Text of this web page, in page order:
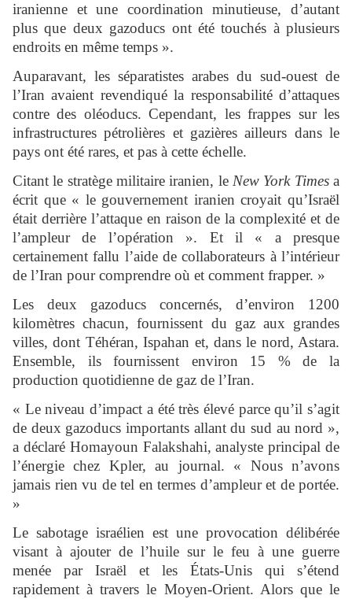
iranienne et une coordination minutieuse, d’autant
plus que deux gazoducs ont été touchés à plusieurs
endroits en même temps ».
Auparavant, les séparatistes arabes du sud-ouest de
l’Iran avaient revendiqué la responsabilité d’attaques
contre des oléoducs. Cependant, les frappes sur les
infrastructures pétrolières et gazières ailleurs dans le
pays ont été rares, et pas à cette échelle.
Citant le stratège militaire iranien, le New York Timesa
écrit que « le gouvernement iranien croyait qu’Israël
était derrière l’attaque en raison de la complexité et de
l’ampleur de l’opération ». Et il « a presque
certainement fallu l’aide de collaborateurs à l’intérieur
de l’Iran pour comprendre où et comment frapper. »
Les deux gazoducs concernés, d’environ 1200
kilomètres chacun, fournissent du gaz aux grandes
villes, dont Téhéran, Ispahan et, dans le nord, Astara.
Ensemble, ils fournissent environ 15 % de la
production quotidienne de gaz de l’Iran.
« Le niveau d’impact a été très élevé parce qu’il s’agit
de deux gazoducs importants allant du sud au nord »,
a déclaré Homayoun Falakshahi, analyste principal de
l’énergie chez Kpler, au journal. « Nous n’avons
jamais rien vu de tel en termes d’ampleur et de portée.
»
Le sabotage israélien est une provocation délibérée
visant à ajouter de l’huile sur le feu à une guerre
menée par Israël et les États-Unis qui s’étend
rapidement à travers le Moyen-Orient. Alors que le